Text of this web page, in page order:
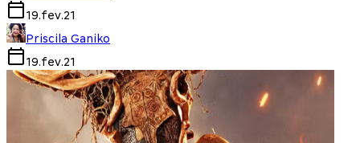
19.fev.21
Priscila Ganiko
19.fev.21